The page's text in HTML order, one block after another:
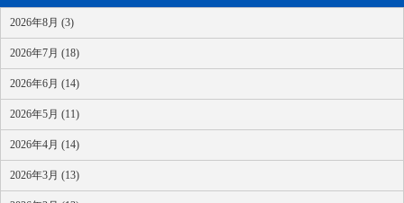
2026年8月 (3)
2026年7月 (18)
2026年6月 (14)
2026年5月 (11)
2026年4月 (14)
2026年3月 (13)